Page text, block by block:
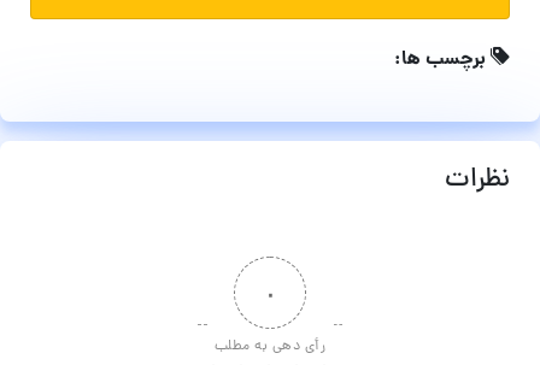
برچسب ها:
نظرات
۰
رأی دهی به مطلب